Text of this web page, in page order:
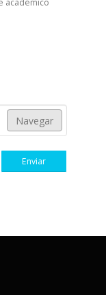
académico
Navegar
Enviar